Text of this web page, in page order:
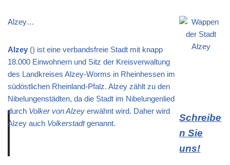
Alzey…
Alzey () ist eine verbandsfreie Stadt mit knapp
18.000 Einwohnern und Sitz der Kreisverwaltung
des Landkreises Alzey-Worms in Rheinhessen im
südöstlichen Rheinland-Pfalz. Alzey zählt zu den
Nibelungenstädten, da die Stadt im Nibelungenlied
durch Volker von Alzey erwähnt wird. Daher wird
Alzey auch Volkerstadtgenannt.
Schreibe
n Sie
uns!